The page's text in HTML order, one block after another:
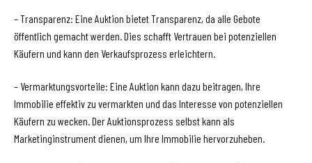
– Transparenz: Eine Auktion bietet Transparenz, da alle Gebote
öffentlich gemacht werden. Dies schafft Vertrauen bei potenziellen
Käufern und kann den Verkaufsprozess erleichtern.
– Vermarktungsvorteile: Eine Auktion kann dazu beitragen, Ihre
Immobilie effektiv zu vermarkten und das Interesse von potenziellen
Käufern zu wecken. Der Auktionsprozess selbst kann als
Marketinginstrument dienen, um Ihre Immobilie hervorzuheben.